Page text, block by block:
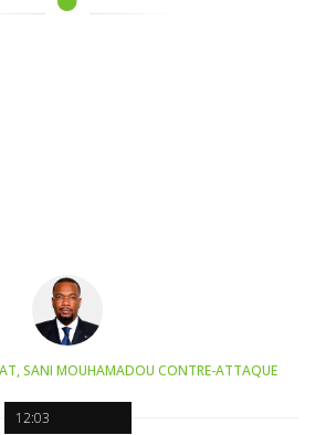
12:03
SANI MOUHAMADOU CONTRE-ATTAQUE